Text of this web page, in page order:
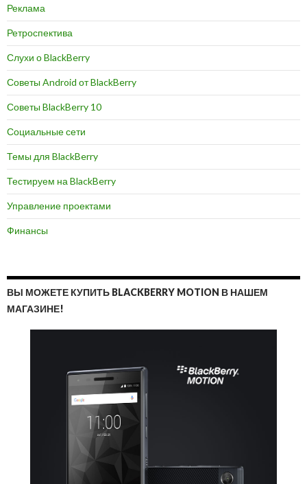
Реклама
Ретроспектива
Слухи о BlackBerry
Советы Android от BlackBerry
Советы BlackBerry 10
Социальные сети
Темы для BlackBerry
Тестируем на BlackBerry
Управление проектами
Финансы
ВЫ МОЖЕТЕ КУПИТЬ BLACKBERRY MOTION В НАШЕМ
МАГАЗИНЕ!